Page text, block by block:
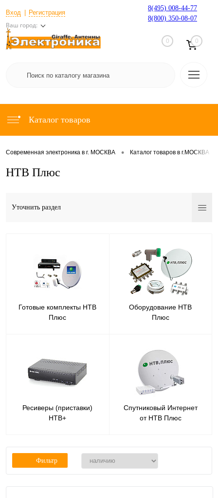
Вход Регистрация
Ваш город:
8(495) 008-44-77
8(800) 350-08-07
0 0
Каталог товаров
Современная электроника в г. МОСКВА • Каталог товаров в г.МОСКВА
НТВ Плюс
Уточнить раздел
Готовые комплекты НТВ
Плюс
Оборудование НТВ
Плюс
Ресиверы (приставки)
НТВ+
Спутниковый Интернет
от НТВ Плюс
Фильтр